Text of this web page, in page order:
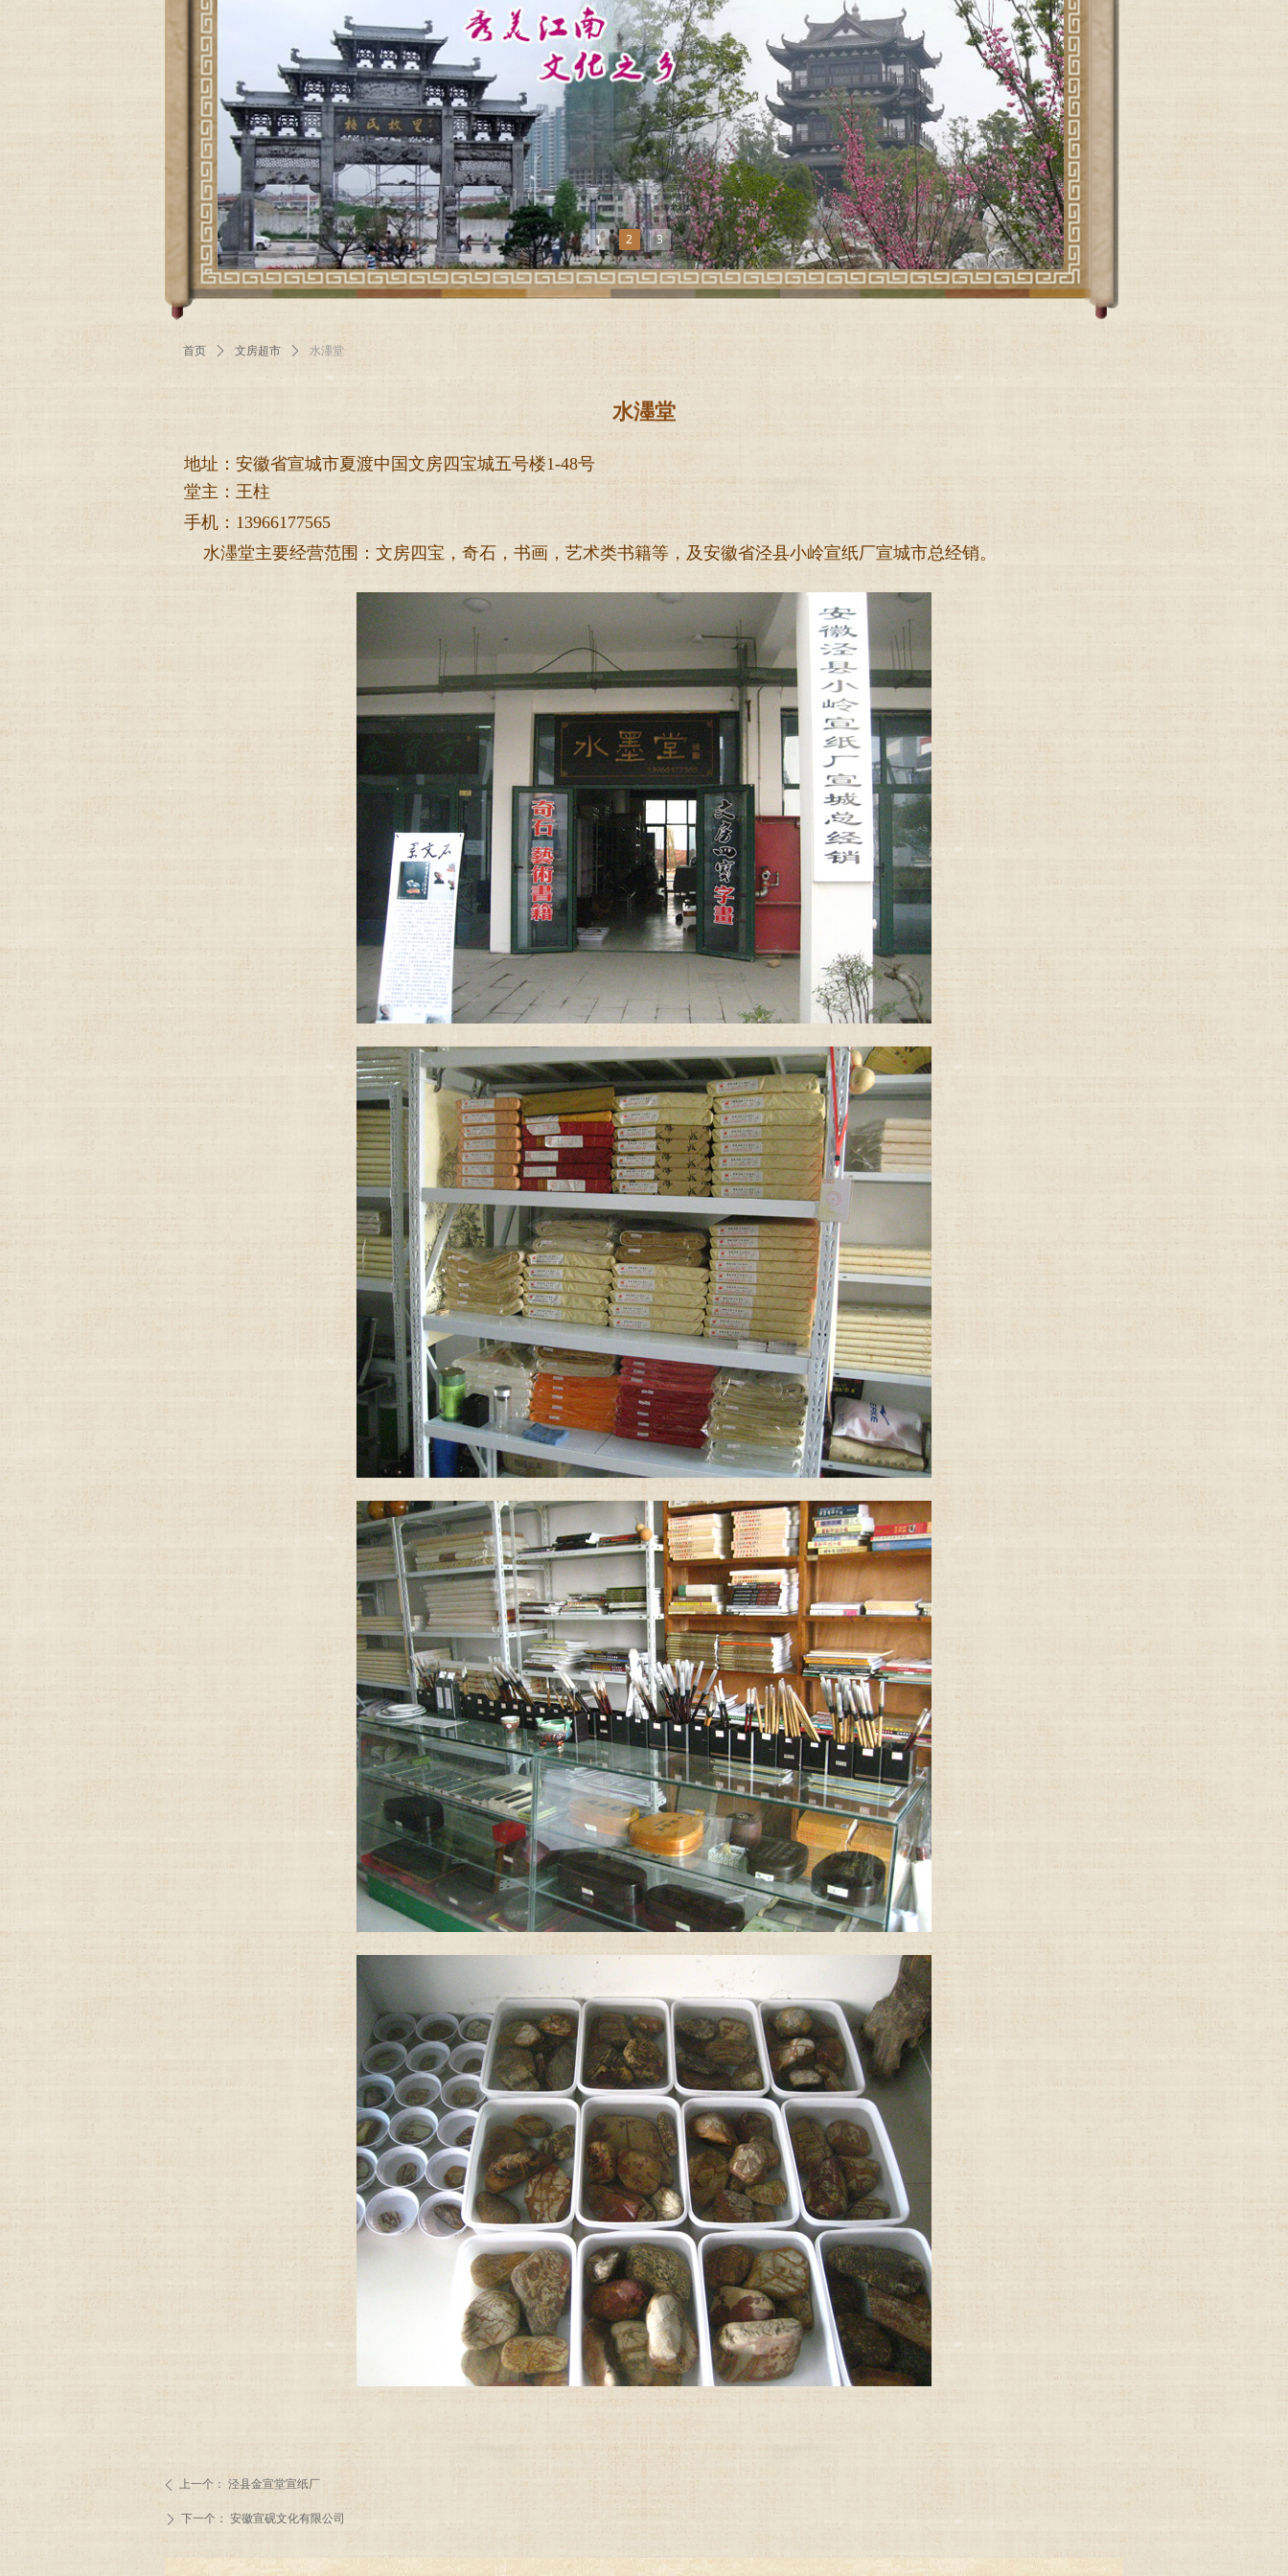
1 2 3
首页 ꄲ 文房超市 ꄲ 水濹堂
水濹堂
ꄴ 上一个： 泾县金宣堂宣纸厂
ꄲ 下一个： 安徽宣砚文化有限公司
地址：安徽省宣城市夏渡中国文房四宝城五号楼1-48号
堂主：王柱
手机：13966177565
水濹堂主要经营范围：文房四宝，奇石，书画，艺术类书籍等，及安徽省泾县小岭宣纸厂宣城市总经销。